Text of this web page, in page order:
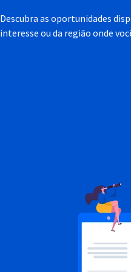
Descubra as oportunidades
interesse ou da região onde